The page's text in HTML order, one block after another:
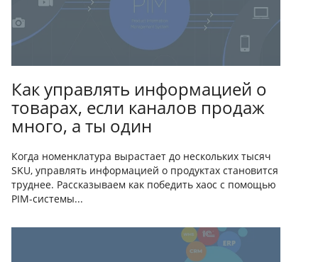
Как управлять информацией о
товарах, если каналов продаж
много, а ты один
Когда номенклатура вырастает до нескольких тысяч
SKU, управлять информацией о продуктах становится
труднее. Рассказываем как победить хаос с помощью
PIM-системы...